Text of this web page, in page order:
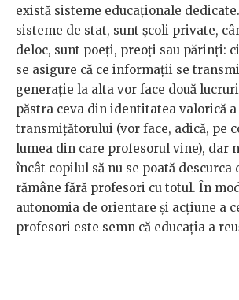
există sisteme educaționale
sisteme de stat, sunt școli private,
deloc, sunt poeți, preoți sau părinți:
se asigure că ce informații se
generație la alta vor face două
păstra ceva din identitatea valorică a
transmițătorului (vor face, adică, pe
lumea din care profesorul vine), dar
încât copilul să nu se poată descurca
rămâne fără profesori cu totul. În
autonomia de orientare și acțiune a
profesori este semn că educația a